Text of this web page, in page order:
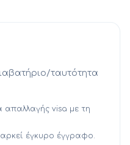
ταυτότητα
visa με τη
έγκυρο έγγραφο.